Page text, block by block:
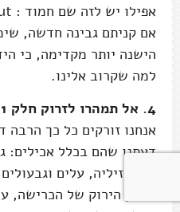
אם קניתם גבינה חדשה,
הישנה יותר מקדימה, כי
למה שקרוב אלינו.
4. אל תמהרו לזרוק חלק 1
אנחנו זורקים כל כך הרבה
דעתנו שהם בכלל אכילים:
ופטרוזיליה, עלים
החלק הירוק של הכרישה,